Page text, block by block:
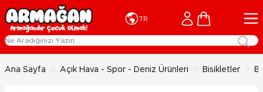
İçeriğe geç
TR Cart
Ana Sayfa > Açık Hava - Spor - Deniz Ürünleri > Bisikletler >